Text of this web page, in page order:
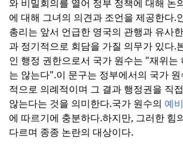
와 비밀회의를 열어 정부 정책에 대해 논
에 대해 그녀의 의견과 조언을 제공한다.
총리는 앞서 언급한 영국의 관행과 유사
과 정기적으로 회담을 가질 의무가 있다.
인 행정 권한으로서 국가 원수는 "재위는
는 않는다".이 문구는 정부에서의 국가
적으로 의례적이며 그 결과 행정권을 직
않는다는 것을 의미한다.국가 원수의 예
에 따르기에 충분하다.하지만, 그러한 힘
다르며 종종 논란의 대상이다.